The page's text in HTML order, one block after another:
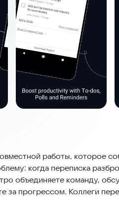
работы, которое
когда переписка
объединяете команду,
за прогрессом. Коллеги
легко